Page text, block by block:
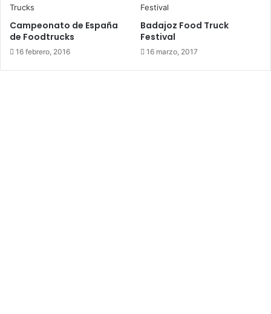
Campeonato de España
de Foodtrucks
16 febrero, 2016
Badajoz Food Truck
Festival
16 marzo, 2017